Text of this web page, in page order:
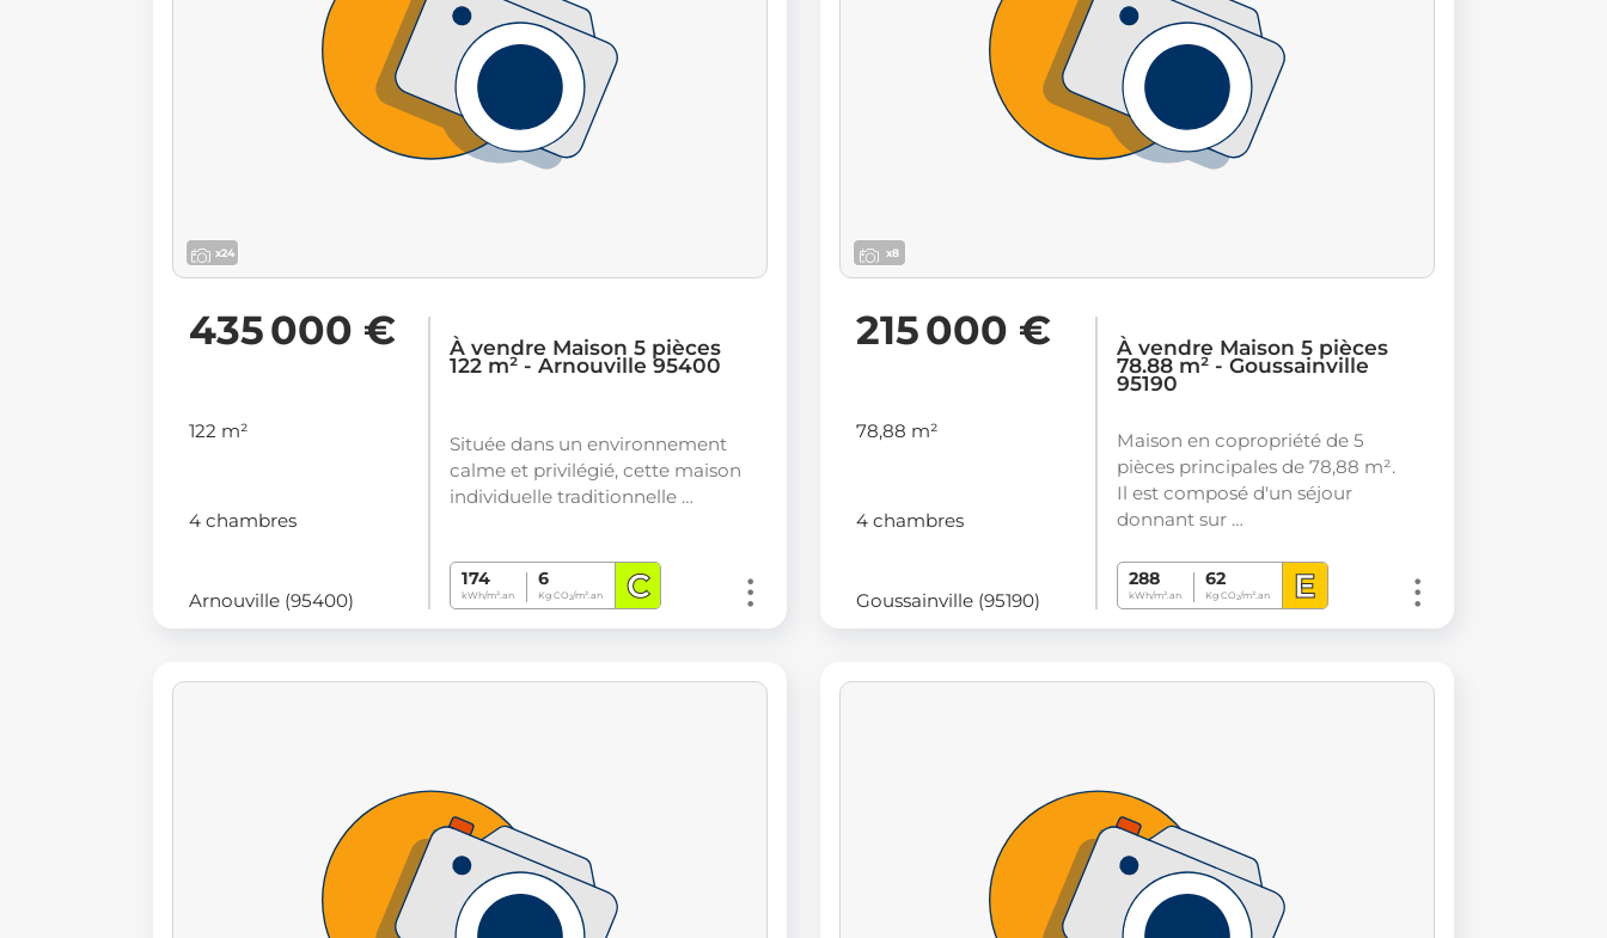
x24
435 000 €
122 m²
4 chambres
Arnouville (95400)
À vendre Maison 5 pièces
122 m² - Arnouville 95400
Située dans un environnement
calme et privilégié, cette maison
individuelle traditionnelle …
174
kWh/m².an
6
Kg CO2/m².an C
x8
215 000 €
78,88 m²
4 chambres
Goussainville (95190)
À vendre Maison 5 pièces
78.88 m² - Goussainville
95190
Maison en copropriété de 5
pièces principales de 78,88 m².
Il est composé d'un séjour
donnant sur …
288
kWh/m².an
62
Kg CO2/m².an E